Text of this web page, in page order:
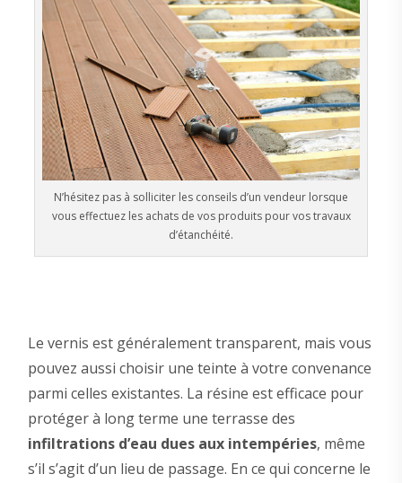
N’hésitez pas à solliciter les conseils d’un vendeur lorsque
vous effectuez les achats de vos produits pour vos travaux
d’étanchéité.
Le vernis est généralement transparent, mais vous
pouvez aussi choisir une teinte à votre convenance
parmi celles existantes. La résine est efficace pour
protéger à long terme une terrasse des
infiltrations d’eau dues aux intempéries, même
s’il s’agit d’un lieu de passage. En ce qui concerne le